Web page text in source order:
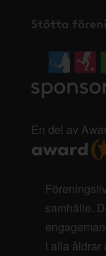
Stötta
En del av
samhälle.
i alla åldrar